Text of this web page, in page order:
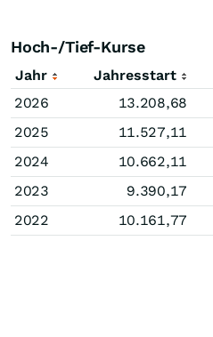
Hoch-/Tief-Kurse
Jahr Jahresstart
2026
13.208,68
2025
11.527,11
2024
10.662,11
2023
9.390,17
2022
10.161,77